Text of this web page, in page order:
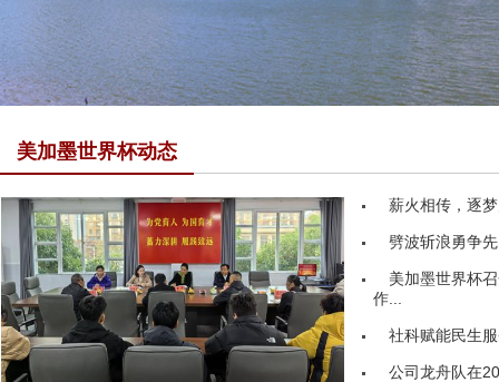
美加墨世界杯动态
薪火相传，逐
劈波斩浪勇争
美加墨世界杯
作...
社科赋能民生
公司龙舟队在